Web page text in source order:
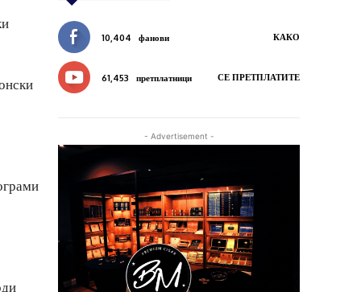
10,404 фанови КАКО
61,453 претплатници СЕ ПРЕТПЛАТИТЕ
- Advertisement -